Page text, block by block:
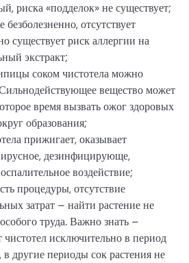
риска «подделок» не существует;
безболезненно, отсутствует
существует риск аллергии на
экстракт;
соком чистотела можно
вещество может
время вызвать ожог здоровых
образования;
прижигает, оказывает
дезинфицирующе,
воздействие;
процедуры, отсутствие
затрат – найти растение не
труда. Важно знать –
чистотел исключительно в период
в другие периоды сок растения не